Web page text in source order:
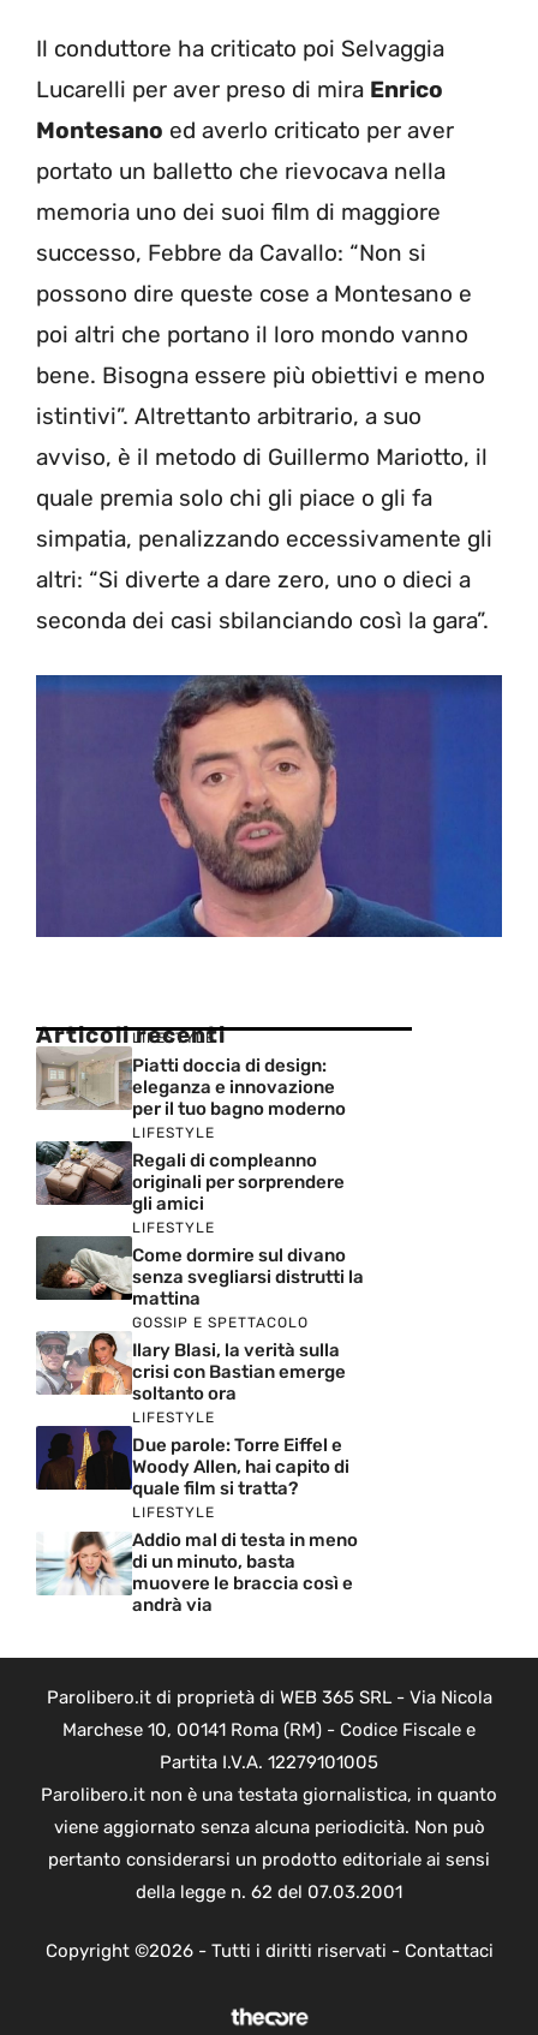
Il conduttore ha criticato poi Selvaggia
Lucarelli per aver preso di mira Enrico
Montesano ed averlo criticato per aver
portato un balletto che rievocava nella
memoria uno dei suoi film di maggiore
successo, Febbre da Cavallo: “Non si
possono dire queste cose a Montesano e
poi altri che portano il loro mondo vanno
bene. Bisogna essere più obiettivi e meno
istintivi”. Altrettanto arbitrario, a suo
avviso, è il metodo di Guillermo Mariotto, il
quale premia solo chi gli piace o gli fa
simpatia, penalizzando eccessivamente gli
altri: “Si diverte a dare zero, uno o dieci a
seconda dei casi sbilanciando così la gara”.
Articoli recenti
LIFESTYLE
Piatti doccia di design:
eleganza e innovazione
per il tuo bagno moderno
LIFESTYLE
Regali di compleanno
originali per sorprendere
gli amici
LIFESTYLE
Come dormire sul divano
senza svegliarsi distrutti la
mattina
GOSSIP E SPETTACOLO
Ilary Blasi, la verità sulla
crisi con Bastian emerge
soltanto ora
LIFESTYLE
Due parole: Torre Eiffel e
Woody Allen, hai capito di
quale film si tratta?
LIFESTYLE
Addio mal di testa in meno
di un minuto, basta
muovere le braccia così e
andrà via
Parolibero.it di proprietà di WEB 365 SRL - Via Nicola
Marchese 10, 00141 Roma (RM) - Codice Fiscale e
Partita I.V.A. 12279101005
Parolibero.it non è una testata giornalistica, in quanto
viene aggiornato senza alcuna periodicità. Non può
pertanto considerarsi un prodotto editoriale ai sensi
della legge n. 62 del 07.03.2001
Copyright ©2026 - Tutti i diritti riservati - Contattaci